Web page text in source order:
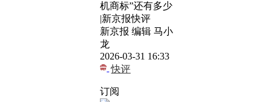
机商标”还有多少
|新京报快评
新京报 编辑 马小
龙
2026-03-31 16:33
快评
订阅